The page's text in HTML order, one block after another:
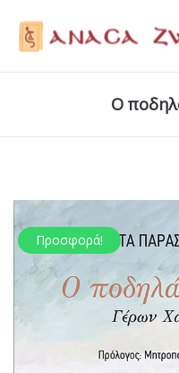
Ο
Προσφορά!